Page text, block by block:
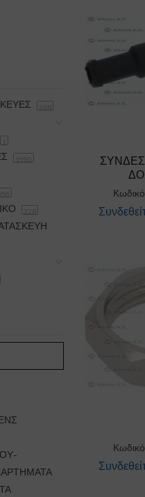
366
1
1990
326